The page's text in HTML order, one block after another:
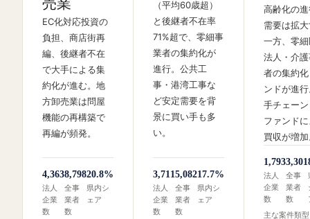
売業
EC化対応投資の
負担、商店街再
編、後継者不在
で大手による集
約化が進む。地
方卸売業は問屋
機能の再構築で
再編が頻発。
4,363
法人
企業
数
8,798
全事
業者
数
20.8%
県内シ
ェア
（平均60歳超）
と後継者不在率
71%超で、零細事
業者の集約化が
進行。公共工
事・港湾工事な
ど安定需要を背
景に買い手も多
い。
3,711
法人
企業
数
5,082
全事
業者
数
17.7%
県内シ
ェア
高齢化の
需要は拡
一方、零
法人・介
者の集約
ンドが進
手チェー
ファンド
買収が増
1,793
法人
企業
数
3,301
全事
業者
数
主な案件類